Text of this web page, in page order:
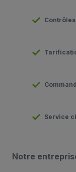
Service
Notre